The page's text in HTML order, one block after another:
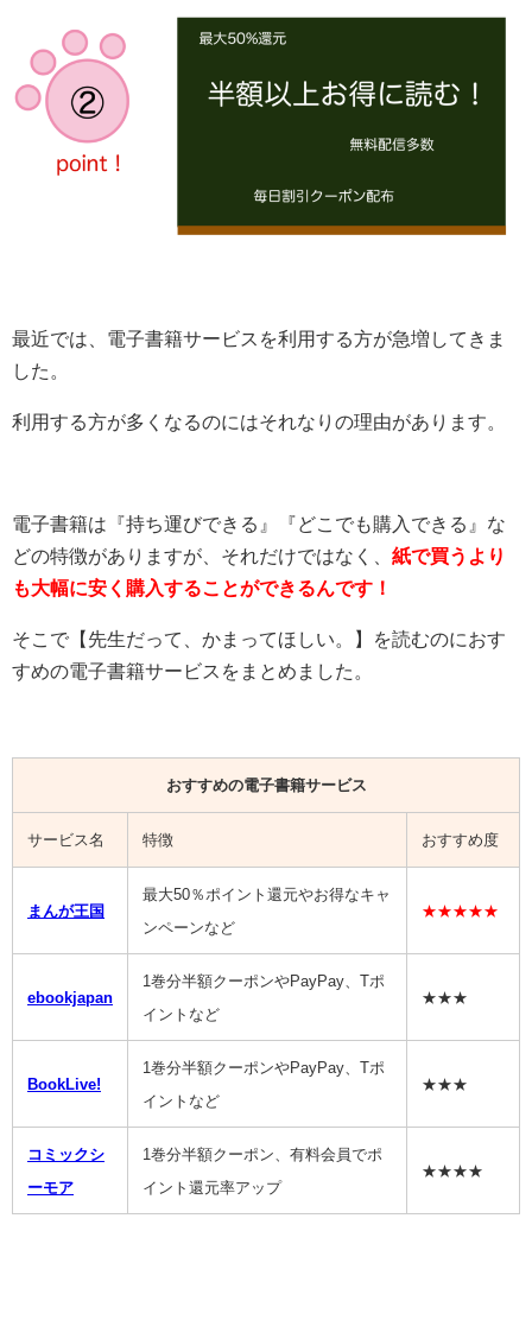
最近では、電子書籍サービスを利用する方が急増してきま
した。
利用する方が多くなるのにはそれなりの理由があります。
電子書籍は『持ち運びできる』『どこでも購入できる』な
どの特徴がありますが、それだけではなく、 紙で買うより
も大幅に安く購入することができるんです！
そこで【 先生だって、かまってほしい。
】を読むのにおす
すめの電子書籍サービスをまとめました。
おすすめの電子書籍サービス
サービス名 特徴 おすすめ度
まんが王国
最大50％ポイント還元やお得なキャ
ンペーンなど
★★★★★
ebookjapan
1巻分半額クーポンやPayPay、Tポ
イントなど
★★★
BookLive!
1巻分半額クーポンやPayPay、Tポ
イントなど
★★★
コミックシ
ーモア
1巻分半額クーポン、有料会員でポ
イント還元率アップ
★★★★